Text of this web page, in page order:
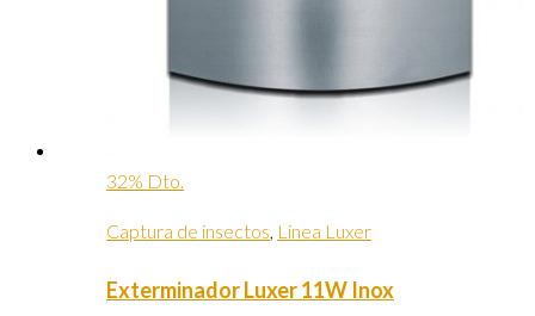
32% Dto.
Captura de insectos, Linea Luxer
Exterminador Luxer 11W Inox